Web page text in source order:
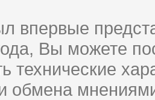
впервые
Вы можете
технические
обмена